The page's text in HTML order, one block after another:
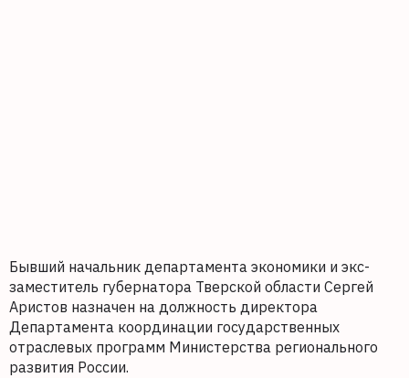
Бывший начальник департамента экономики и экс-
заместитель губернатора Тверской области Сергей
Аристов назначен на должность директора
Департамента координации государственных
отраслевых программ Министерства регионального
развития России.